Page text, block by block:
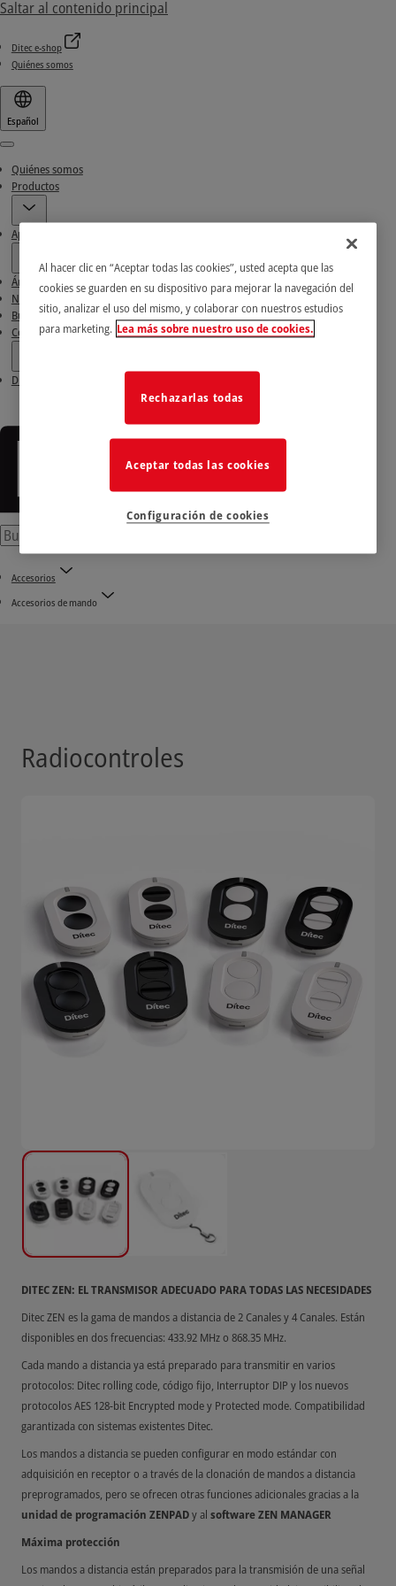
Saltar al contenido principal
Ditec e-shop
Quiénes somos
Español
Menu
Quiénes somos
Productos
Aplicaciones
Área de descarga
Noticias e historias de éxito
Busca nuestros socios
Contactos
Ditec e-shop
Accesorios
Accesorios de mando
Radiocontroles
DITEC ZEN: EL TRANSMISOR ADECUADO PARA TODAS LAS NECESIDADES
Ditec ZEN es la gama de mandos a distancia de 2 Canales y 4 Canales. Están
disponibles en dos frecuencias: 433.92 MHz o 868.35 MHz.
Cada mando a distancia ya está preparado para transmitir en varios
protocolos: Ditec rolling code, código fijo, Interruptor DIP y los nuevos
protocolos AES 128-bit Encrypted mode y Protected mode. Compatibilidad
garantizada con sistemas existentes Ditec.
Los mandos a distancia se pueden configurar en modo estándar con
adquisición en receptor o a través de la clonación de mandos a distancia
preprogramados, pero se ofrecen otras funciones adicionales gracias a la
unidad de programación ZENPADy al software ZEN MANAGER
Máxima protección
Los mandos a distancia están preparados para la transmisión de una señal
Al hacer clic en “Aceptar todas las cookies”, usted acepta que las
cookies se guarden en su dispositivo para mejorar la navegación del
sitio, analizar el uso del mismo, y colaborar con nuestros estudios
para marketing. Lea más sobre nuestro uso de cookies.
Rechazarlas todas
Aceptar todas las cookies
Configuración de cookies